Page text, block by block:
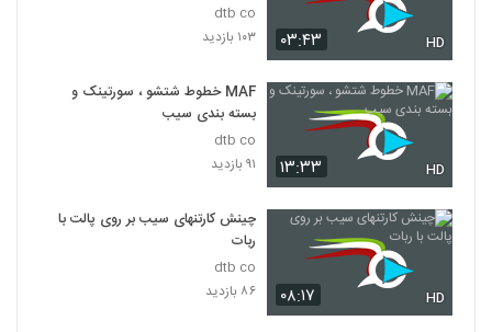
۰۳:۴۳ HD
dtb co
۱۰۳ بازدید
۱۳:۳۳ HD
MAF خطوط شتشو ، سورتینک و
بسته بندی سیب
dtb co
۹۱ بازدید
۰۸:۱۷ HD
چینش کارتنهای سیب بر روی پالت با
ربات
dtb co
۸۶ بازدید